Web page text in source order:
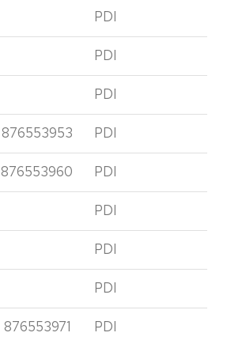
PDI
PDI
PDI
876553953
PDI
876553960
PDI
PDI
PDI
PDI
876553971
PDI